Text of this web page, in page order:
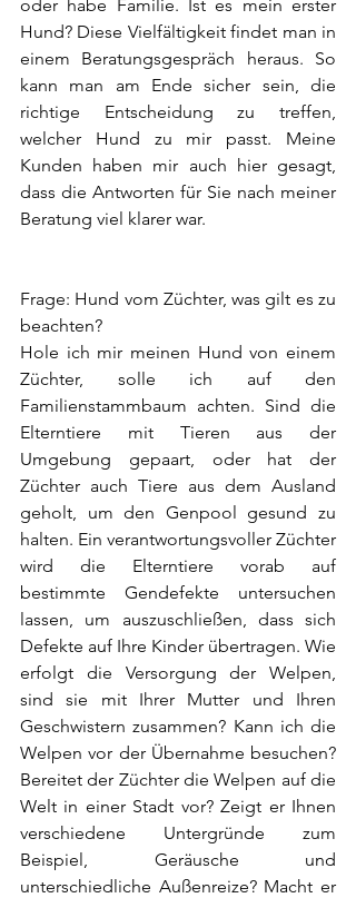
oder habe Familie. Ist es mein erster
Hund? Diese Vielfältigkeit findet man in
einem Beratungsgespräch heraus. So
kann man am Ende sicher sein, die
richtige Entscheidung zu treffen,
welcher Hund zu mir passt. Meine
Kunden haben mir auch hier gesagt,
dass die Antworten für Sie nach meiner
Beratung viel klarer war.
Frage: Hund vom Züchter, was gilt es zu
beachten?
Hole ich mir meinen Hund von einem
Züchter, solle ich auf den
Familienstammbaum achten. Sind die
Elterntiere mit Tieren aus der
Umgebung gepaart, oder hat der
Züchter auch Tiere aus dem Ausland
geholt, um den Genpool gesund zu
halten. Ein verantwortungsvoller Züchter
wird die Elterntiere vorab auf
bestimmte Gendefekte untersuchen
lassen, um auszuschließen, dass sich
Defekte auf Ihre Kinder übertragen. Wie
erfolgt die Versorgung der Welpen,
sind sie mit Ihrer Mutter und Ihren
Geschwistern zusammen? Kann ich die
Welpen vor der Übernahme besuchen?
Bereitet der Züchter die Welpen auf die
Welt in einer Stadt vor? Zeigt er Ihnen
verschiedene Untergründe zum
Beispiel, Geräusche und
unterschiedliche Außenreize? Macht er